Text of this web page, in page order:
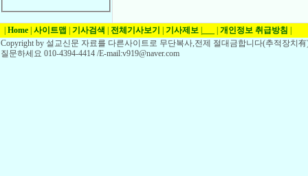
Home 사이트맵 기사검색 전체기사보기 기사제보 개인정보 취급방침
Copyright by 설교신문 자료를 다른사이트로 무단복사,전제 절대금합니다(추적장치
질문하세요 010-4394-4414 /E-mail:v919@naver.com